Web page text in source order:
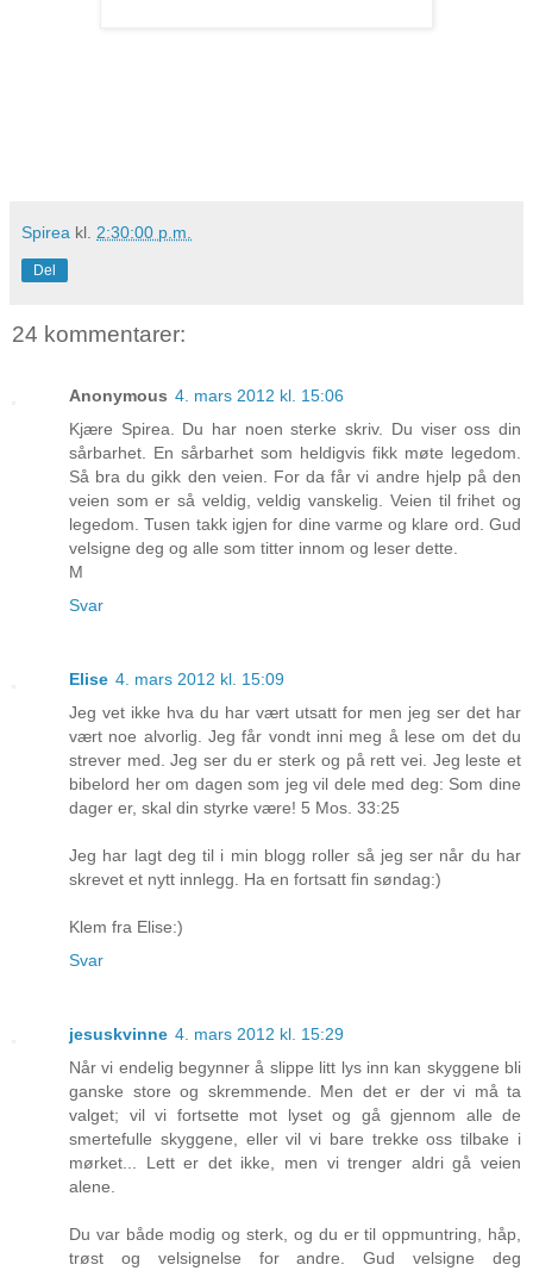
Spirea kl. 2:30:00 p.m.
Del
24 kommentarer:
Anonymous 4. mars 2012 kl. 15:06
Kjære Spirea. Du har noen sterke skriv. Du viser oss din
sårbarhet. En sårbarhet som heldigvis fikk møte legedom.
Så bra du gikk den veien. For da får vi andre hjelp på den
veien som er så veldig, veldig vanskelig. Veien til frihet og
legedom. Tusen takk igjen for dine varme og klare ord. Gud
velsigne deg og alle som titter innom og leser dette.
M
Svar
Elise 4. mars 2012 kl. 15:09
Jeg vet ikke hva du har vært utsatt for men jeg ser det har
vært noe alvorlig. Jeg får vondt inni meg å lese om det du
strever med. Jeg ser du er sterk og på rett vei. Jeg leste et
bibelord her om dagen som jeg vil dele med deg: Som dine
dager er, skal din styrke være! 5 Mos. 33:25
Jeg har lagt deg til i min blogg roller så jeg ser når du har
skrevet et nytt innlegg. Ha en fortsatt fin søndag:)
Klem fra Elise:)
Svar
jesuskvinne 4. mars 2012 kl. 15:29
Når vi endelig begynner å slippe litt lys inn kan skyggene bli
ganske store og skremmende. Men det er der vi må ta
valget; vil vi fortsette mot lyset og gå gjennom alle de
smertefulle skyggene, eller vil vi bare trekke oss tilbake i
mørket... Lett er det ikke, men vi trenger aldri gå veien
alene.
Du var både modig og sterk, og du er til oppmuntring, håp,
trøst og velsignelse for andre. Gud velsigne deg